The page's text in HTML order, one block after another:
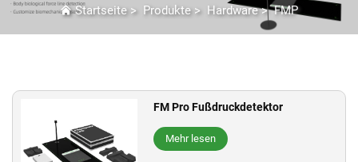
Startseite> Produkte> Hardware>FMP
FM Pro Fußdruckdetektor
Mehr lesen